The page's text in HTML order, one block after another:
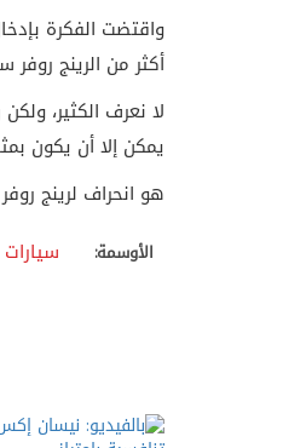
واقتضت الفكرة
أكثر من الرينج روفر
لا نعرف الكثير،
يمكن إلا أن يكون
هو انحراف لرينج
الأوسمة: